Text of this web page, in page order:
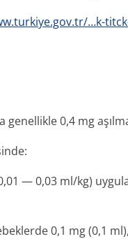
…k-
0,4 mg
— 0,03 ml/kg)
0,1 mg (0,1 ml),